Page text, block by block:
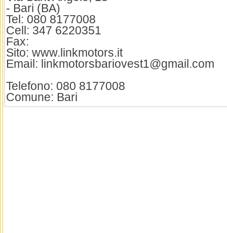
- Bari (BA)
Tel: 080 8177008
Cell: 347 6220351
Fax:
Sito: www.linkmotors.it
Email: linkmotorsbariovest1@gmail.com
Telefono: 080 8177008
Comune: Bari